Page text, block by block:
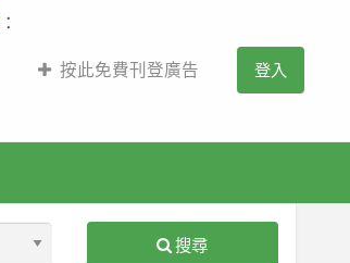
：
按此免費刊登廣告 登入
搜尋